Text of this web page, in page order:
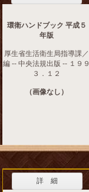
環衛ハンドブック 平成５
年版
厚生省生活衛生局指導課／
編 -- 中央法規出版 -- １９９
３．１２
（画像なし）
詳 細